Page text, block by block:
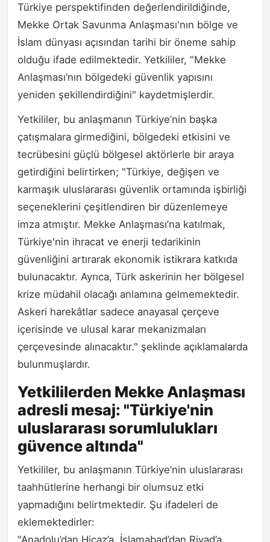
Türkiye perspektifinden değerlendirildiğinde,
Mekke Ortak Savunma Anlaşması'nın bölge ve
İslam dünyası açısından tarihi bir öneme sahip
olduğu ifade edilmektedir. Yetkililer, "Mekke
Anlaşması’nın bölgedeki güvenlik yapısını
yeniden şekillendirdiğini" kaydetmişlerdir.
Yetkililer, bu anlaşmanın Türkiye’nin başka
çatışmalara girmediğini, bölgedeki etkisini ve
tecrübesini güçlü bölgesel aktörlerle bir araya
getirdiğini belirtirken; "Türkiye, değişen ve
karmaşık uluslararası güvenlik ortamında işbirliği
seçeneklerini çeşitlendiren bir düzenlemeye
imza atmıştır. Mekke Anlaşması’na katılmak,
Türkiye'nin ihracat ve enerji tedarikinin
güvenliğini artırarak ekonomik istikrara katkıda
bulunacaktır. Ayrıca, Türk askerinin her bölgesel
krize müdahil olacağı anlamına gelmemektedir.
Askeri harekâtlar sadece anayasal çerçeve
içerisinde ve ulusal karar mekanizmaları
çerçevesinde alınacaktır." şeklinde açıklamalarda
bulunmuşlardır.
Yetkililerden Mekke Anlaşması
adresli mesaj: "Türkiye'nin
uluslararası sorumlulukları
güvence altında"
Yetkililer, bu anlaşmanın Türkiye’nin uluslararası
taahhütlerine herhangi bir olumsuz etki
yapmadığını belirtmektedir. Şu ifadeleri de
eklemektedirler:
"Anadolu’dan Hicaz’a, İslamabad’dan Riyad’a